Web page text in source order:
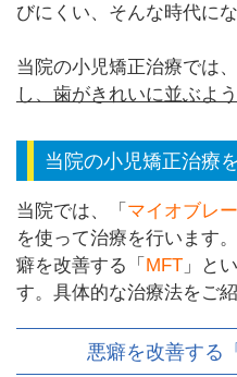
びにくい、そんな時代に
当院の小児矯正治療では、
し、歯がきれいに並ぶよ
当院の小児矯正治療
当院では、「 マイオブレ
を使って治療を行います
癖を改善する「 MFT」と
す。具体的な治療法をご紹
悪癖を改善する